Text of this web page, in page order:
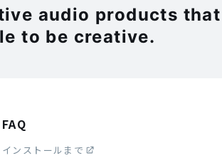
audio products
to be creative.
FAQ
インストールまで